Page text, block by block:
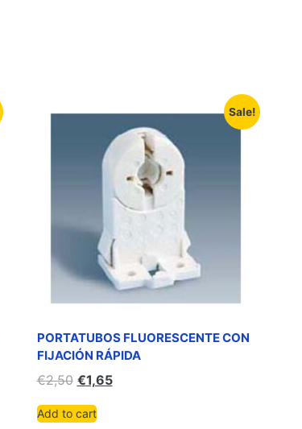
Sale!
PORTATUBOS FLUORESCENTE CON
FIJACIÓN RÁPIDA
€2,50 €1,65
Add to cart